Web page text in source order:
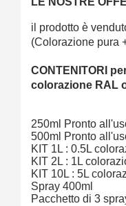
il prodotto è
(Colorazione pura
CONTENITORI
colorazione RAL
250ml Pronto
500ml Pronto
KIT 1L : 0.5L
KIT 2L : 1L
KIT 10L : 5L
Spray 400ml
Pacchetto di 3